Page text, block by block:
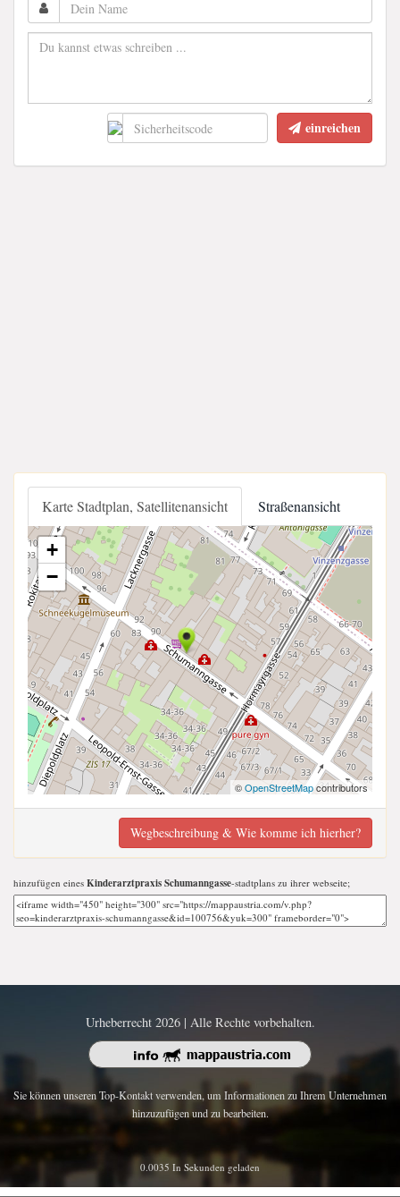
einreichen
Karte Stadtplan, Satellitenansicht Straßenansicht
+
−
©OpenStreetMapcontributors
Wegbeschreibung & Wie komme ich hierher?
hinzufügen eines Kinderarztpraxis Schumanngasse-stadtplans zu ihrer webseite;
Urheberrecht 2026 | Alle Rechte vorbehalten.
Sie können unseren Top-Kontakt verwenden, um Informationen zu Ihrem Unternehmen
hinzuzufügen und zu bearbeiten.
0.0035 In Sekunden geladen